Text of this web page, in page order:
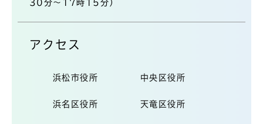
30分～17時15分）
アクセス
浜松市役所 中央区役所
浜名区役所 天竜区役所